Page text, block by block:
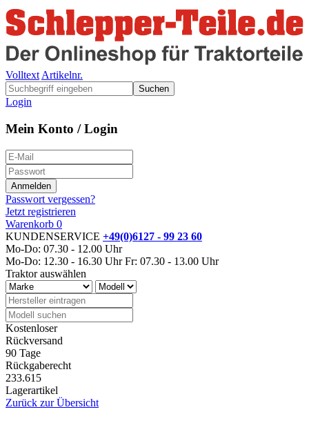
Volltext Artikelnr.
Suchen
Login
Mein Konto / Login
Passwort vergessen?
Jetzt registrieren
Warenkorb 0
KUNDENSERVICE +49(0)6127 - 99 23 60
Mo-Do: 07.30 - 12.00 Uhr
Mo-Do: 12.30 - 16.30 Uhr Fr: 07.30 - 13.00 Uhr
Traktor auswählen
Kostenloser
Rückversand
90 Tage
Rückgaberecht
233.615
Lagerartikel
Zurück zur Übersicht